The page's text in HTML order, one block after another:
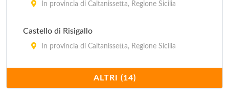
In provincia di Caltanissetta, Regione Sicilia
Castello di Risigallo
In provincia di Caltanissetta, Regione Sicilia
In provincia di Caltanissetta, Regione Sicilia
ALTRI (14)